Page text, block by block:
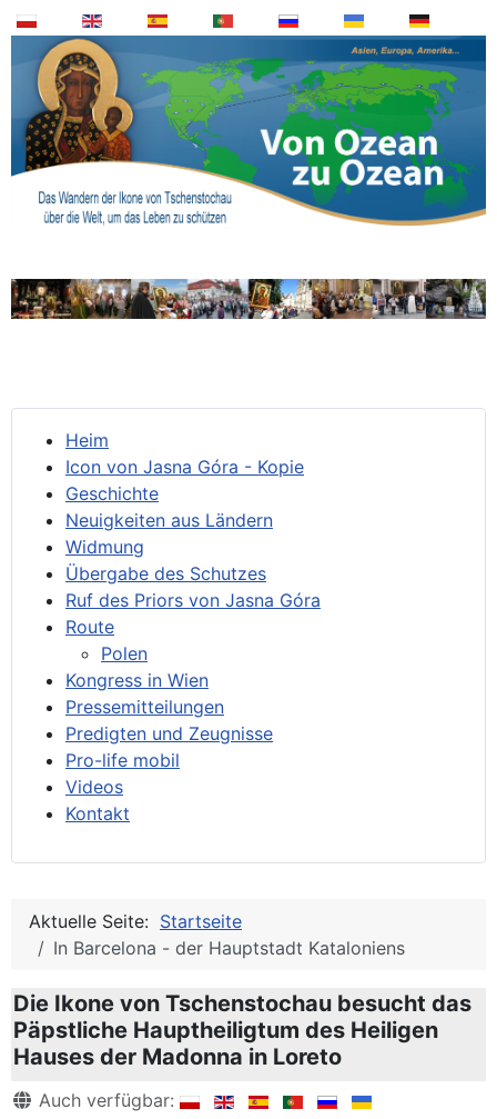
Heim
Icon von Jasna Góra - Kopie
Geschichte
Neuigkeiten aus Ländern
Widmung
Übergabe des Schutzes
Ruf des Priors von Jasna Góra
Route
Polen
Kongress in Wien
Pressemitteilungen
Predigten und Zeugnisse
Pro-life mobil
Videos
Kontakt
Aktuelle Seite: Startseite
In Barcelona - der Hauptstadt Kataloniens
Die Ikone von Tschenstochau besucht das
Päpstliche Hauptheiligtum des Heiligen
Hauses der Madonna in Loreto
DetailsAuch verfügbar: